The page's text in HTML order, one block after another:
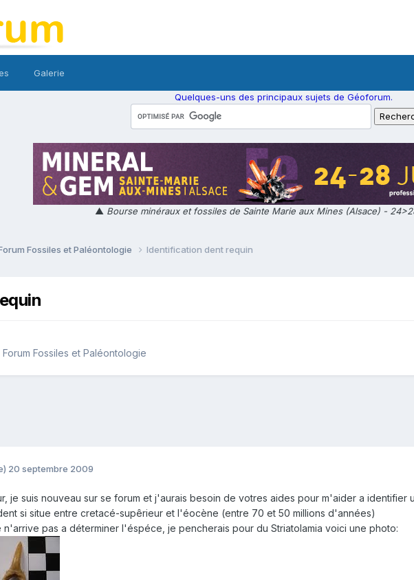
Galerie
Quelques-uns des principaux sujets de Géoforum.
▲ Bourse minéraux et fossiles de Sainte Marie aux Mines (Alsace) -
Fossiles et Paléontologie Identification dent requin
Forum Fossiles et Paléontologie
20 septembre 2009
je suis nouveau sur se forum et j'aurais besoin de votres aides pour m'aider a
si situe entre cretacé-supêrieur et l'éocène (entre 70 et 50 millions d'années)
n'arrive pas a déterminer l'éspéce, je pencherais pour du Striatolamia voici une photo: